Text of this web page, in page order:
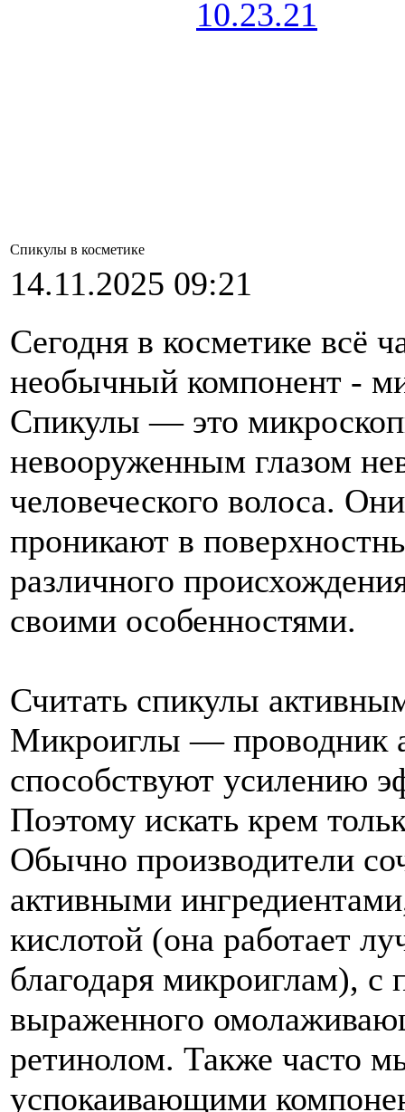
Спикулы в косметике
14.11.2025 09:21
Сегодня в косметике всё
необычный компонент -
Спикулы — это
невооруженным глазом
человеческого волоса.
проникают в
различного
своими особенностями.
Считать спикулы
Микроиглы — проводник
способствуют усилению
Поэтому искать крем
Обычно производители
активными
кислотой (она работает
благодаря микроиглам), с
выраженного
ретинолом. Также часто
успокаивающими